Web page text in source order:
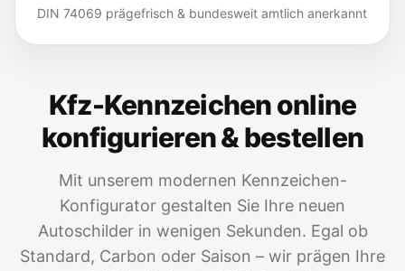
DIN 74069 prägefrisch & bundesweit amtlich anerkannt
Kfz-Kennzeichen online
konfigurieren & bestellen
Mit unserem modernen Kennzeichen-
Konfigurator gestalten Sie Ihre neuen
Autoschilder in wenigen Sekunden. Egal ob
Standard, Carbon oder Saison – wir prägen Ihre